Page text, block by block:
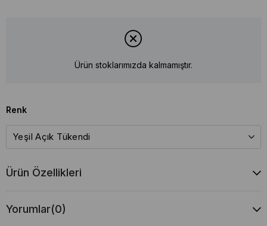
Ürün stoklarımızda kalmamıştır.
Renk
Ürün Özellikleri
Yorumlar(0)